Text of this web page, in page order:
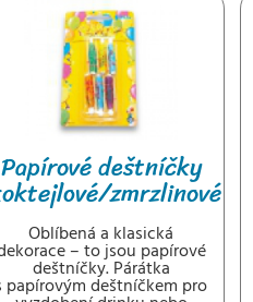
Papírové deštníčky
zmrzlinové
Oblíbená a klasická
– to jsou papírové
deštníčky. Párátka
papírovým deštníčkem pro